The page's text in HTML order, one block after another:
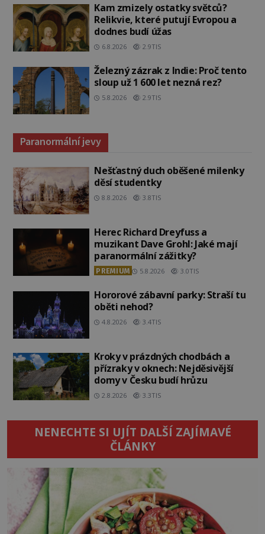
Kam zmizely ostatky světců?
Relikvie, které putují Evropou a
dodnes budí úžas
6.8.2026 2.9TIS
Železný zázrak z Indie: Proč tento
sloup už 1 600 let nezná rez?
5.8.2026 2.9TIS
Paranormální jevy
Nešťastný duch oběšené milenky
děsí studentky
8.8.2026 3.8TIS
Herec Richard Dreyfuss a
muzikant Dave Grohl: Jaké mají
paranormální zážitky?
PREMIUM 5.8.2026 3.0TIS
Hororové zábavní parky: Straší tu
oběti nehod?
4.8.2026 3.4TIS
Kroky v prázdných chodbách a
přízraky v oknech: Nejděsivější
domy v Česku budí hrůzu
2.8.2026 3.3TIS
NENECHTE SI UJÍT DALŠÍ ZAJÍMAVÉ
ČLÁNKY